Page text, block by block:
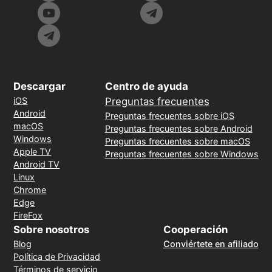
Descargar
iOS
Android
macOS
Windows
Apple TV
Android TV
Linux
Chrome
Edge
FireFox
Centro de ayuda
Preguntas frecuentes
Preguntas frecuentes sobre iOS
Preguntas frecuentes sobre Android
Preguntas frecuentes sobre macOS
Preguntas frecuentes sobre Windows
Sobre nosotros
Blog
Política de Privacidad
Términos de servicio
Cooperación
Conviértete en afiliado